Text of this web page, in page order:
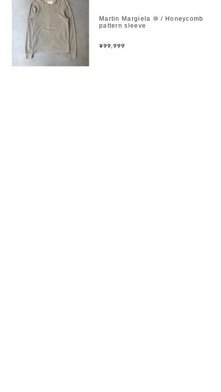
Martin Margiela ⑩ / Honeycomb
pattern sleeve
¥99,999